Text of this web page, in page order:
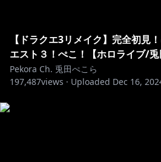
【ドラクエ3リメイク】完全初見
エスト３！ぺこ！【ホロライブ/兎
Pekora Ch. 兎田ぺこら
197,487views · Uploaded Dec 16,